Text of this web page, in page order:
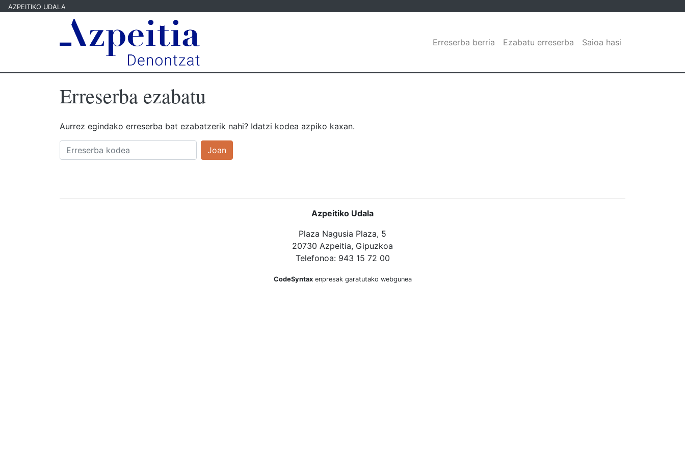
AZPEITIKO UDALA
Erreserba berria Ezabatu erreserba Saioa hasi
Erreserba ezabatu
Aurrez egindako erreserba bat ezabatzerik nahi? Idatzi kodea azpiko kaxan.
Joan
Azpeitiko Udala
Plaza Nagusia Plaza, 5
20730 Azpeitia, Gipuzkoa
Telefonoa: 943 15 72 00
CodeSyntaxenpresak garatutako webgunea